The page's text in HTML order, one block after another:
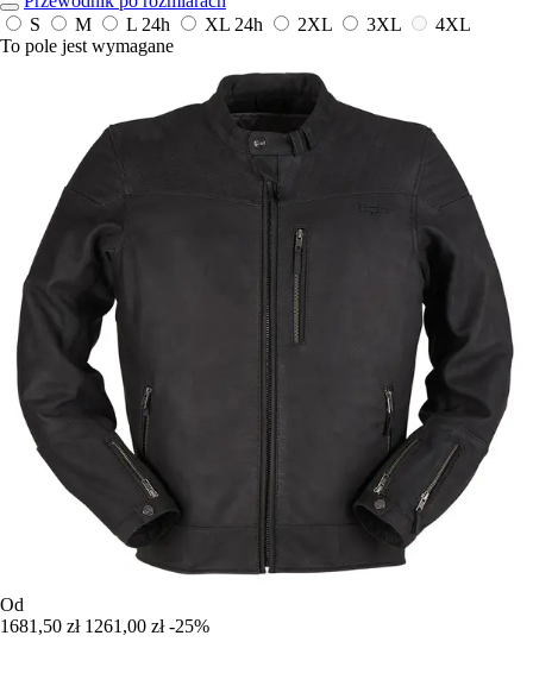
S
M L 24h XL 24h 2XL 3XL
4XL
To pole jest wymagane
Od
1681,50 zł 1261,00 zł -25%